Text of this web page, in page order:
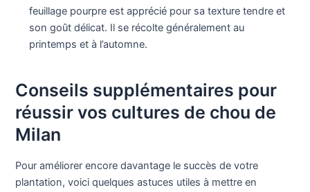
feuillage pourpre est apprécié pour sa texture tendre et
son goût délicat. Il se récolte généralement au
printemps et à l’automne.
Conseils supplémentaires pour
réussir vos cultures de chou de
Milan
Pour améliorer encore davantage le succès de votre
plantation, voici quelques astuces utiles à mettre en